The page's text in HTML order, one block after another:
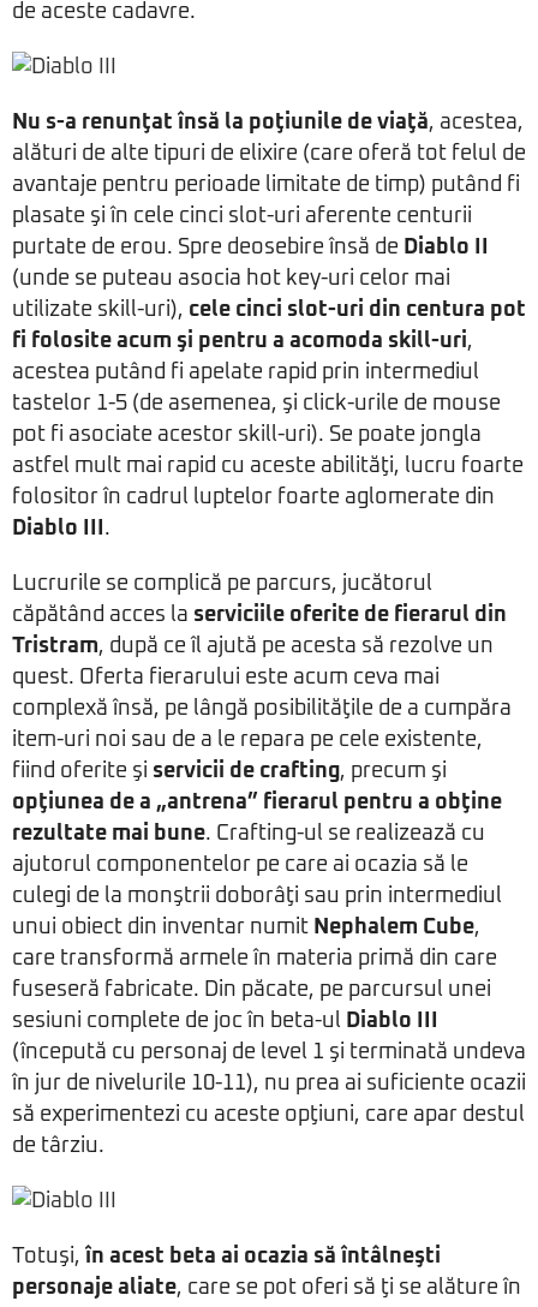
de aceste cadavre.
Nu s-a renunţat însă la poţiunile de viaţă, acestea,
alături de alte tipuri de elixire (care oferă tot felul de
avantaje pentru perioade limitate de timp) putând fi
plasate şi în cele cinci slot-uri aferente centurii
purtate de erou. Spre deosebire însă de Diablo II
(unde se puteau asocia hot key-uri celor mai
utilizate skill-uri), cele cinci slot-uri din centura pot
fi folosite acum şi pentru a acomoda skill-uri,
acestea putând fi apelate rapid prin intermediul
tastelor 1-5 (de asemenea, şi click-urile de mouse
pot fi asociate acestor skill-uri). Se poate jongla
astfel mult mai rapid cu aceste abilităţi, lucru foarte
folositor în cadrul luptelor foarte aglomerate din
Diablo III .
Lucrurile se complică pe parcurs, jucătorul
căpătând acces la serviciile oferite de fierarul din
Tristram, după ce îl ajută pe acesta să rezolve un
quest. Oferta fierarului este acum ceva mai
complexă însă, pe lângă posibilităţile de a cumpăra
item-uri noi sau de a le repara pe cele existente,
fiind oferite şi servicii de crafting, precum şi
opţiunea de a „antrena” fierarul pentru a obţine
rezultate mai bune. Crafting-ul se realizează cu
ajutorul componentelor pe care ai ocazia să le
culegi de la monştrii doborâţi sau prin intermediul
unui obiect din inventar numit Nephalem Cube,
care transformă armele în materia primă din care
fuseseră fabricate. Din păcate, pe parcursul unei
sesiuni complete de joc în beta-ul Diablo III
(începută cu personaj de level 1 şi terminată undeva
în jur de nivelurile 10-11), nu prea ai suficiente ocazii
să experimentezi cu aceste opţiuni, care apar destul
de târziu.
Totuşi, în acest beta ai ocazia să întâlneşti
personaje aliate, care se pot oferi să ţi se alăture în